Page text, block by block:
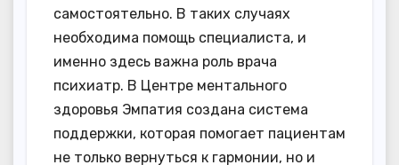
самостоятельно. В таких случаях
необходима помощь специалиста, и
именно здесь важна роль врача
психиатр. В Центре ментального
здоровья Эмпатия создана система
поддержки, которая помогает пациентам
не только вернуться к гармонии, но и